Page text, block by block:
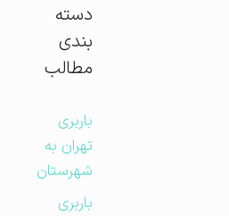
دسته
بندی
مطالب
باربری
تهران به
شهرستان
باربری